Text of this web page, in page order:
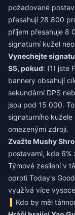
požadované
přesahují 28 800
příjem přesahuje 8
signaturní kužel
Vynechejte
S5, pokud: (1) jste
bannery obsahují
sekundární DPS
jsou pod 15 000.
signaturního
omezenými zdroji.
Zvažte Mushy
postavami, kde 6%
Týmové zesílení v
oproti Today's
využívá více
Kdo by měl